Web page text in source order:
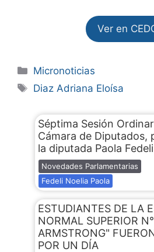
Ver en
Micronoticias
Diaz Adriana Eloísa
Séptima Sesión
Cámara de Diputados,
la diputada Paola
Novedades Parlamentarias
Fedeli Noelia Paola
ESTUDIANTES DE LA
NORMAL SUPERIOR
ARMSTRONG"
POR UN DÍA